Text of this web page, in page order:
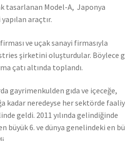
tasarlanan Model-A, Japonya
araçtır.
ve uçak sanayi firmasıyla
şirketini oluşturdular. Böylece
çatı altında toplandı.
gayrimenkulden gıda ve içeceğe,
kadar neredeyse her sektörde
geldi. 2011 yılında gelindiğinde
büyük 6. ve dünya genelindeki en